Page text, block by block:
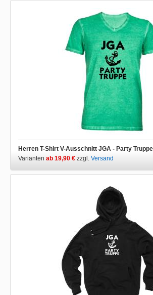
Herren T-Shirt V-Ausschnitt JGA - Party
Varianten ab 19,90 € zzgl. Versand